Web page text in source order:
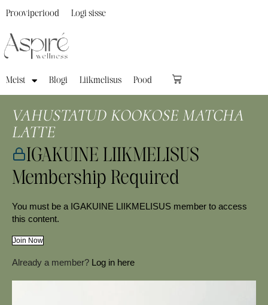
Meist Blogi Liikmelisus Pood
Prooviperiood Logi sisse
VAHUSTATUD KOOKOSE MATCHA
LATTE
IGAKUINE LIIKMELISUS
Membership Required
You must be a IGAKUINE LIIKMELISUS member to access
this content.
Join Now
Already a member? Log in here